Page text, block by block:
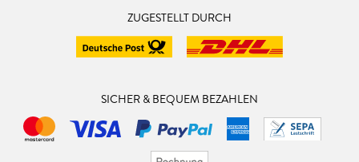
ZUGESTELLT DURCH
SICHER & BEQUEM BEZAHLEN